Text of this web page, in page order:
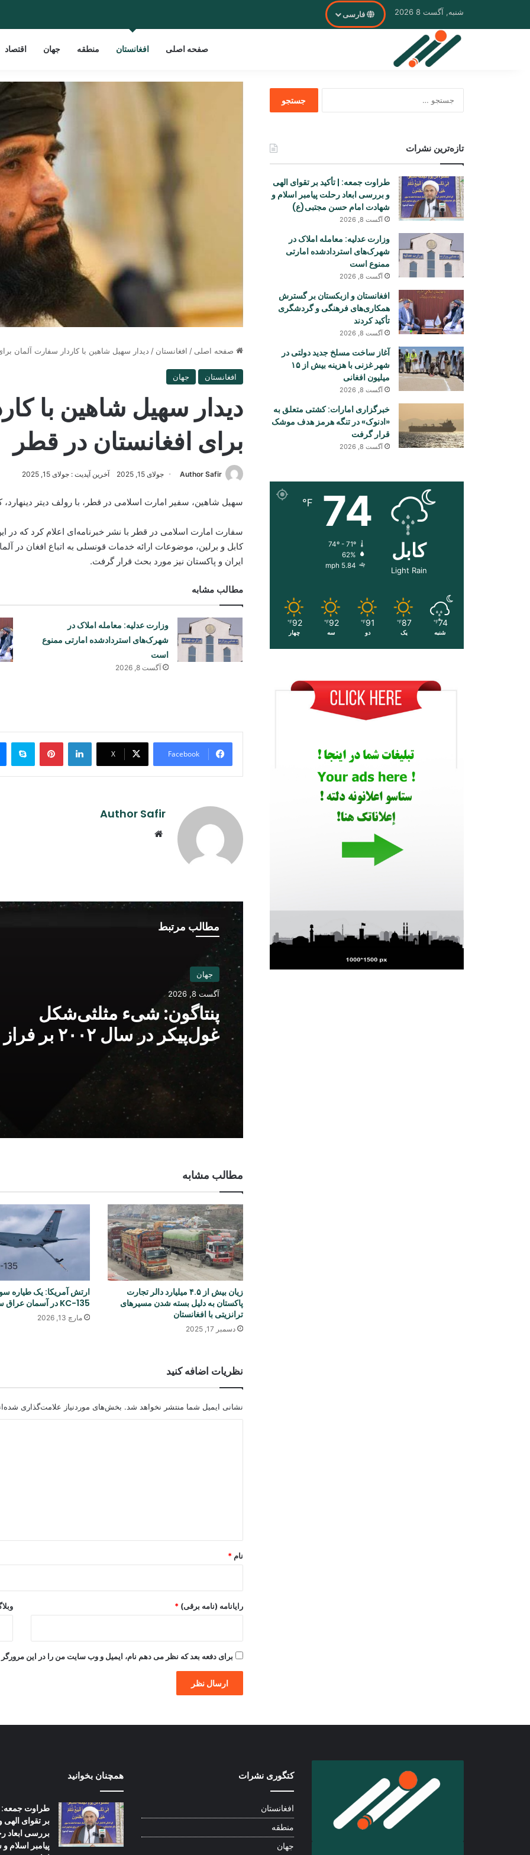
شنبه, آگست 8 2026 فارسی
صفحه اصلی افغانستان منطقه جهان اقتصاد
صفحه اصلی / افغانستان / دیدار سهیل شاهین با کاردار سفارت آلمان
افغانستان جهان
دیدار سهیل شاهین با
برای افغانستان در قطر
Author Safir جولای 15, 2025 آخرین آپدیت : جولای 15, 2025
سهیل شاهین، سفیر امارت اسلامی در قطر، با رولف دیتر دینهارد،
سفارت امارت اسلامی در قطر با نشر خبرنامه‌ای اعلام کرد که در
کابل و برلین، موضوعات ارائه خدمات قونسلی به اتباع افغان در
ایران و پاکستان نیز مورد بحث قرار گرفت.
مطالب مشابه
وزارت عدلیه: معامله املاک در
شهرک‌های استردادشده امارتی ممنوع
است
آگست 8, 2026
Facebook
X
LinkedIn
Pinterest
Author Safir
مطالب مرتبط
جهان
آگست 8, 2026
پنتاگون: شیء مثلثی‌شکل
غول‌پیکر در سال ۲۰۰۲ بر فراز
بگرام دیده شده است
مطالب مشابه
زیان بیش از ۴.۵ میلیارد دالر تجارت
پاکستان به دلیل بسته شدن مسیرهای
ترانزیتی با افغانستان
دسمبر 17, 2025
ارتش آمریکا: یک طیاره
KC-135 در آسمان عراق سقوط کرد
مارچ 13, 2026
نظریات اضافه کنید
نشانی ایمیل شما منتشر نخواهد شد. بخش‌های موردنیاز علامت‌گذاری
نام *
رایانامه (نامه برقی) *
برای دفعه بعد که نظر می دهم نام، ایمیل و وب سایت من را در این مرورگر
تازه‌ترین نشرات
طراوت جمعه: | تأکید بر تقوای الهی
و بررسی ابعاد رحلت پیامبر اسلام و
شهادت امام حسن مجتبی(ع)
آگست 8, 2026
وزارت عدلیه: معامله املاک در
شهرک‌های استردادشده امارتی
ممنوع است
آگست 8, 2026
افغانستان و ازبکستان بر گسترش
همکاری‌های فرهنگی و گردشگری
تأکید کردند
آگست 8, 2026
آغاز ساخت مسلخ جدید دولتی در
شهر غزنی با هزینه بیش از ۱۵
میلیون افغانی
آگست 8, 2026
خبرگزاری امارات: کشتی متعلق به
«ادنوک» در تنگه هرمز هدف موشک
قرار گرفت
آگست 8, 2026
کابل
Light Rain
74
℉
74º - 71º
62%
5.84 mph
74
℉
شنبه
87
℉
یک
91
℉
دو
92
℉
سه
92
℉
چهار
کتگوری نشرات
افغانستان
منطقه
جهان
همچنان بخوانید
طراوت جمعه: |
بر تقوای الهی
بررسی ابعاد
پیامبر اسلام